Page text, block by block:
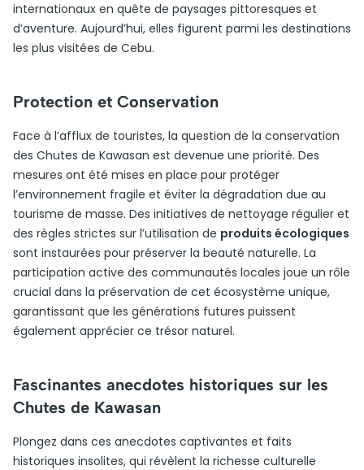
internationaux en quête de paysages pittoresques et
d’aventure. Aujourd’hui, elles figurent parmi les destinations
les plus visitées de Cebu.
Protection et Conservation
Face à l’afflux de touristes, la question de la conservation
des Chutes de Kawasan est devenue une priorité. Des
mesures ont été mises en place pour protéger
l’environnement fragile et éviter la dégradation due au
tourisme de masse. Des initiatives de nettoyage régulier et
des règles strictes sur l’utilisation de produits écologiques
sont instaurées pour préserver la beauté naturelle. La
participation active des communautés locales joue un rôle
crucial dans la préservation de cet écosystème unique,
garantissant que les générations futures puissent
également apprécier ce trésor naturel.
Fascinantes anecdotes historiques sur les
Chutes de Kawasan
Plongez dans ces anecdotes captivantes et faits
historiques insolites, qui révèlent la richesse culturelle